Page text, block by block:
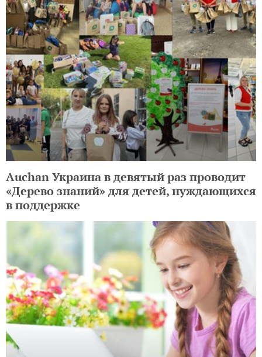
Auchan Украина в девятый раз проводит
«Дерево знаний» для детей, нуждающихся
в поддержке